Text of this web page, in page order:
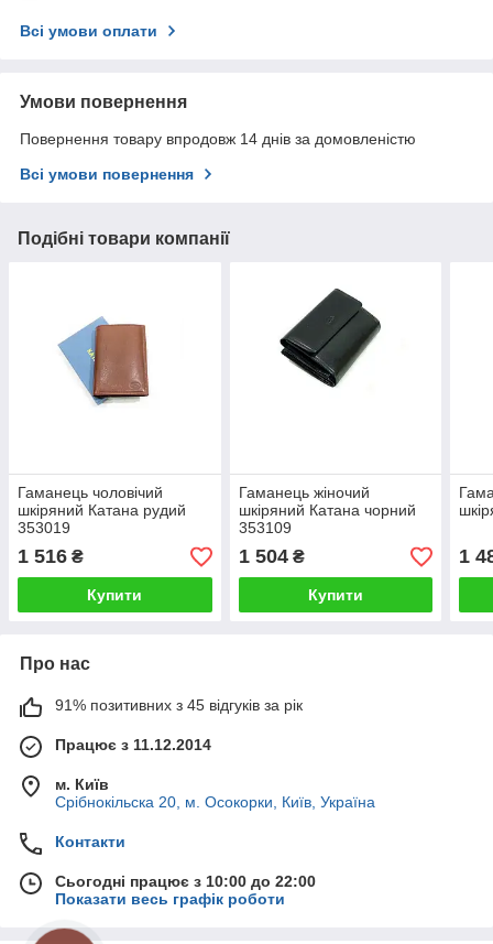
Всі умови оплати
Умови повернення
Повернення товару впродовж 14 днів за домовленістю
Всі умови повернення
Подібні товари компанії
Гаманець чоловічий
шкіряний Катана рудий
353019
1 516 ₴
Купити
Гаманець жіночий
шкіряний Катана чорний
353109
1 504₴
Купити
1
Про нас
91% позитивних з 45 відгуків за рік
Працює з 11.12.2014
м. Київ
Срібнокільска 20, м. Осокорки, Київ, Україна
Контакти
Сьогодні працює з 10:00 до 22:00
Показати весь графік роботи